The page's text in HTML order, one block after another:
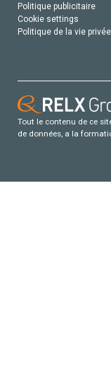
Politique publicitaire
Cookie settings
Politique de la vie privée
Tout le contenu de ce
de données, a la